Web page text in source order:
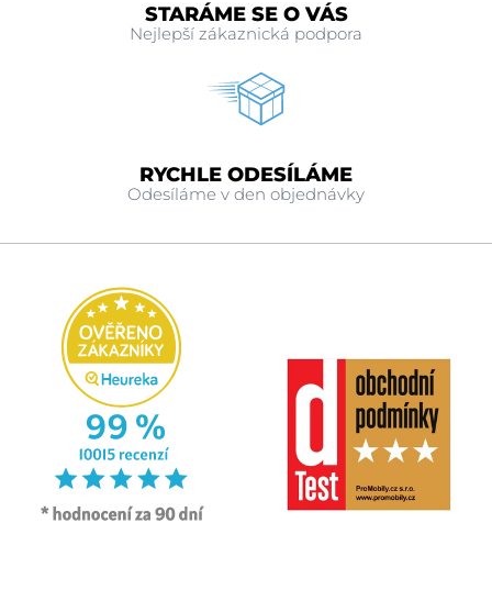
STARÁME SE O VÁS
Nejlepší zákaznická podpora
RYCHLE ODESÍLÁME
Odesíláme v den objednávky